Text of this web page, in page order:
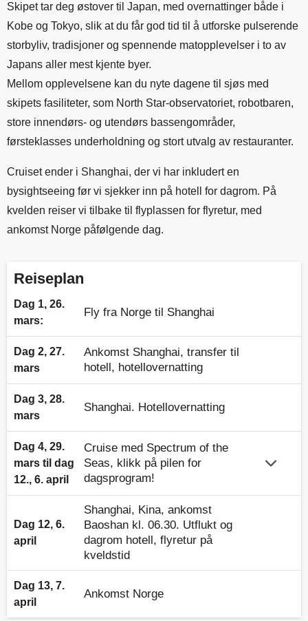
Skipet tar deg østover til Japan, med overnattinger både i
Kobe og Tokyo, slik at du får god tid til å utforske pulserende
storbyliv, tradisjoner og spennende matopplevelser i to av
Japans aller mest kjente byer.
Mellom opplevelsene kan du nyte dagene til sjøs med
skipets fasiliteter, som North Star-observatoriet, robotbaren,
store innendørs- og utendørs bassengområder,
førsteklasses underholdning og stort utvalg av restauranter.
Cruiset ender i Shanghai, der vi har inkludert en
bysightseeing før vi sjekker inn på hotell for dagrom. På
kvelden reiser vi tilbake til flyplassen for flyretur, med
ankomst Norge påfølgende dag.
Reiseplan
Dag 1, 26.
mars:
Fly fra Norge til Shanghai
Dag 2, 27.
mars
Ankomst Shanghai, transfer til
hotell, hotellovernatting
Dag 3, 28.
mars
Shanghai. Hotellovernatting
Dag 4, 29.
mars til dag
12., 6. april
Cruise med Spectrum of the
Seas, klikk på pilen for
dagsprogram!
Dag 12, 6.
april
Shanghai, Kina, ankomst
Baoshan kl. 06.30. Utflukt og
dagrom hotell, flyretur på
kveldstid
Dag 13, 7.
april
Ankomst Norge